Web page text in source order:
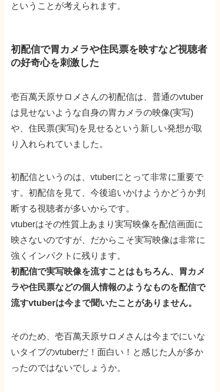
ということが考えられます。
初配信で胃カメラや住民票を映すなど視聴者
の好奇心を刺激した
壱百萬天原サロメさんの初配信は、普通のvtuber
は見せないような自身の胃カメラの映像(実写)
や、住民票(実写)を見せるという新しい発想が取
り入れられていました。
初配信というのは、vtuberにとって非常に重要で
す。初配信を見て、今後追いかけようかどうか判
断する視聴者が多いからです。
vtuberはその性質上あまり実写映像を配信画面に
映さないのですが、だからこそ実写映像は非常に
強くインパクトに残ります。
初配信で実写映像を流すことはもちろん、胃カメ
ラや住民票などの個人情報のようなものを配信で
流すvtuberは今まで聞いたことがありません。
そのため、壱百萬天原サロメさんは今までにいな
いタイプのvtuberだ！面白い！と感じた人が多か
ったのではないでしょうか。